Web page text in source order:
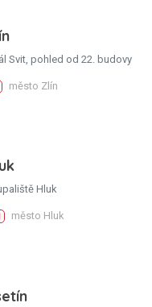
Svit, pohled od 22. budovy
město Zlín
Hluk
město Hluk